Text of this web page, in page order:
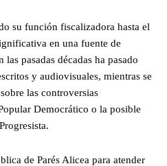
su función fiscalizadora hasta el
en una fuente de
pasadas décadas ha pasado
y audiovisuales, mientras se
las controversias
Democrático o la posible
de Parés Alicea para atender